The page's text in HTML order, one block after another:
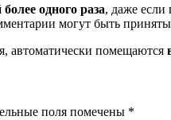
одного раза, даже если
могут быть приняты
автоматически помещаются
поля помечены *